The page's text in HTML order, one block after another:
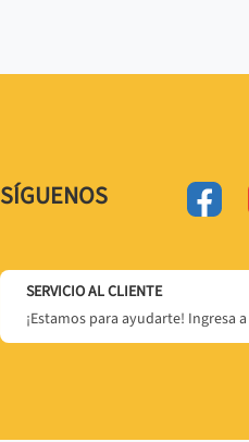
SÍGUENOS
SERVICIO AL CLIENTE
¡Estamos para ayudarte! Ingresa a